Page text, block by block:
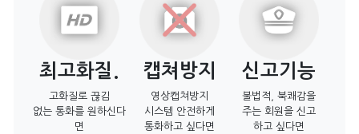
최고화질.
고화질로 끊김
없는 통화를 원하신다
면
캡쳐방지
영상캡쳐방지
시스템 안전하게
통화하고 싶다면
신고기능
불법적, 북쾌감을
주는 회원을 신고
하고 싶다면